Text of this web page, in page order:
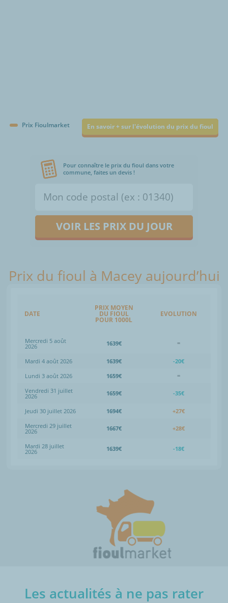
Prix Fioulmarket En savoir + sur l'évolution du prix du fioul
Pour connaître le prix du fioul dans votre
commune, faites un devis !
VOIR LES PRIX DU JOUR
Prix du fioul à Macey aujourd’hui
DATE
PRIX MOYEN
DU FIOUL
POUR 1000L
EVOLUTION
Mercredi 5 août
2026 1639€ =
Mardi 4 août 2026 1639€
-20€
Lundi 3 août 2026
1659€
=
Vendredi 31 juillet
2026 1659€ -35€
Jeudi 30 juillet 2026 1694€
+27€
Mercredi 29 juillet
2026 1667€ +28€
Mardi 28 juillet
2026 1639€ -18€
Les actualités à ne pas rater